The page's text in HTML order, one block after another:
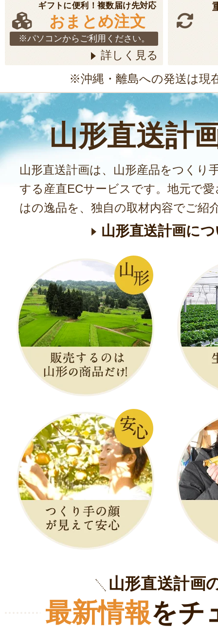
ギフトに便利！複数届け先対応
おまとめ注文
※パソコンからご利用ください。
詳しく見る
※沖縄・離島への発送は現
山形直送計
山形直送計画は、山形産品をつくり
する産直ECサービスです。地元で
はの逸品を、独自の取材内容でご紹
山形直送計画に
山形直送計画
最新情報をチ